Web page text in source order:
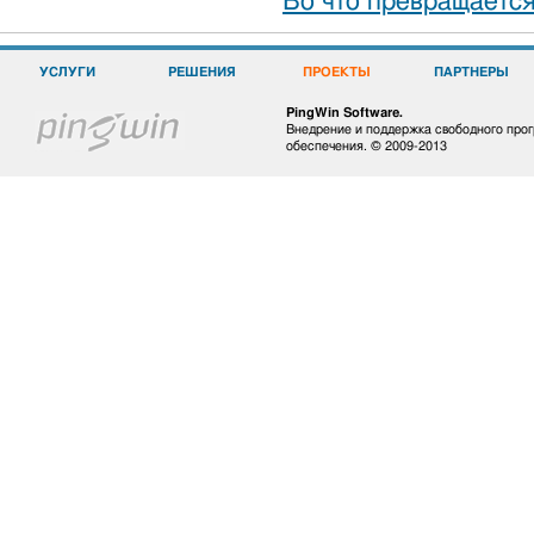
УСЛУГИ РЕШЕНИЯ ПРОЕКТЫ ПАРТНЕРЫ
PingWin Software.
Внедрение и поддержка свободного
обеспечения. © 2009-2013